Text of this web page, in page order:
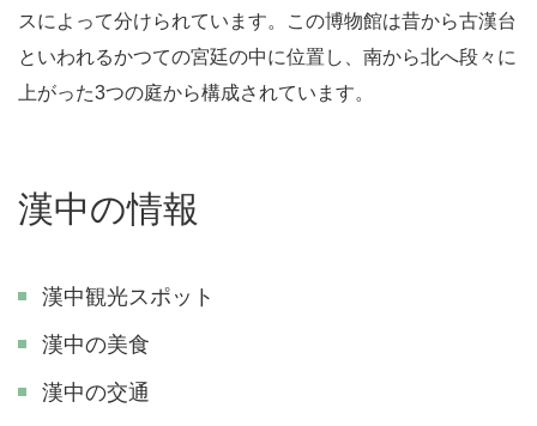
スによって分けられています。この博物館は昔から古漢台
といわれるかつての宮廷の中に位置し、南から北へ段々に
上がった3つの庭から構成されています。
漢中の情報
漢中観光スポット
漢中の美食
漢中の交通